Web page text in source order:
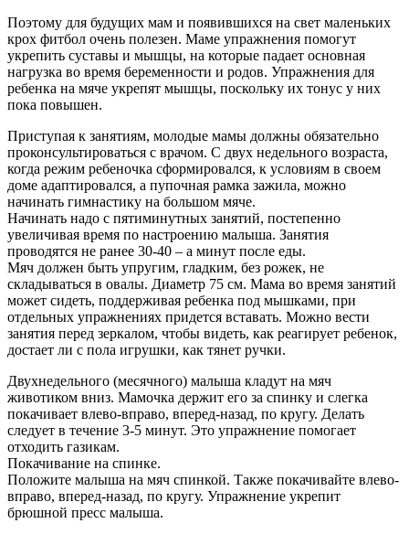
Поэтому для будущих мам и появившихся на свет маленьких
крох фитбол очень полезен. Маме упражнения помогут
укрепить суставы и мышцы, на которые падает основная
нагрузка во время беременности и родов. Упражнения для
ребенка на мяче укрепят мышцы, поскольку их тонус у них
пока повышен.
Приступая к занятиям, молодые мамы должны обязательно
проконсультироваться с врачом. С двух недельного возраста,
когда режим ребеночка сформировался, к условиям в своем
доме адаптировался, а пупочная рамка зажила, можно
начинать гимнастику на большом мяче.
Начинать надо с пятиминутных занятий, постепенно
увеличивая время по настроению малыша. Занятия
проводятся не ранее 30-40 – а минут после еды.
Мяч должен быть упругим, гладким, без рожек, не
складываться в овалы. Диаметр 75 см. Мама во время занятий
может сидеть, поддерживая ребенка под мышками, при
отдельных упражнениях придется вставать. Можно вести
занятия перед зеркалом, чтобы видеть, как реагирует ребенок,
достает ли с пола игрушки, как тянет ручки.
Двухнедельного (месячного) малыша кладут на мяч
животиком вниз. Мамочка держит его за спинку и слегка
покачивает влево-вправо, вперед-назад, по кругу. Делать
следует в течение 3-5 минут. Это упражнение помогает
отходить газикам.
Покачивание на спинке.
Положите малыша на мяч спинкой. Также покачивайте влево-
вправо, вперед-назад, по кругу. Упражнение укрепит
брюшной пресс малыша.